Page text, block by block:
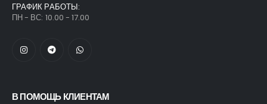
ГРАФИК РАБОТЫ:
ПН - ВС: 10.00 - 17.00
В ПОМОЩЬ КЛИЕНТАМ